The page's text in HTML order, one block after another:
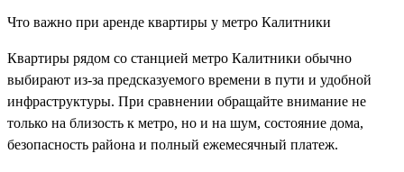
Что важно при аренде квартиры у метро Калитники
Квартиры рядом со станцией метро Калитники обычно
выбирают из-за предсказуемого времени в пути и удобной
инфраструктуры. При сравнении обращайте внимание не
только на близость к метро, но и на шум, состояние дома,
безопасность района и полный ежемесячный платеж.